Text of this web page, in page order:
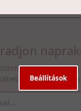
fel
legfrissebb
Beállítások